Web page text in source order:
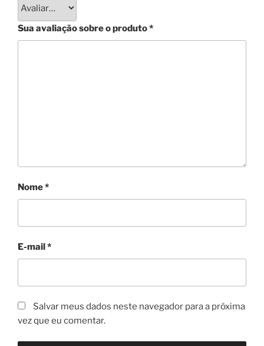
Sua avaliação sobre o produto*
Nome*
E-mail*
Salvar meus dados neste navegador para a próxima
vez que eu comentar.